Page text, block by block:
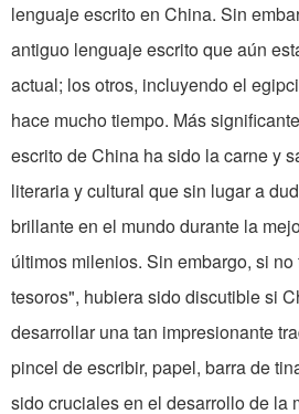
lenguaje escrito en China. Sin
antiguo lenguaje escrito que aún
actual; los otros, incluyendo el
hace mucho tiempo. Más
escrito de China ha sido la carne y
literaria y cultural que sin lugar a
brillante en el mundo durante la
últimos milenios. Sin embargo, si
tesoros", hubiera sido discutible si
desarrollar una tan impresionante
pincel de escribir, papel, barra de
sido cruciales en el desarrollo de la